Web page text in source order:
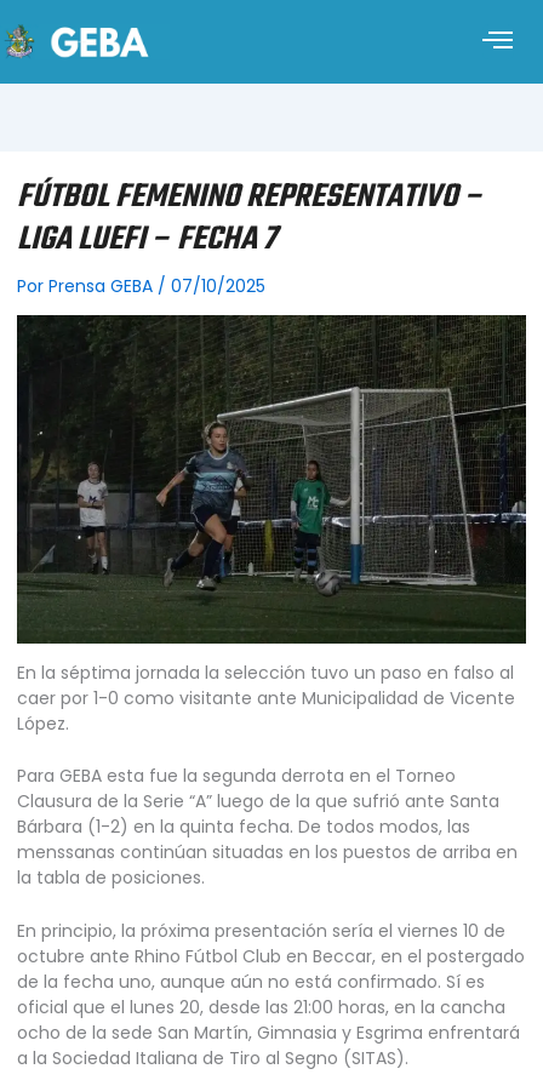
FÚTBOL FEMENINO REPRESENTATIVO –
LIGA LUEFI – FECHA 7
Por Prensa GEBA / 07/10/2025
En la séptima jornada la selección tuvo un paso en falso al
caer por 1-0 como visitante ante Municipalidad de Vicente
López.
Para GEBA esta fue la segunda derrota en el Torneo
Clausura de la Serie “A” luego de la que sufrió ante Santa
Bárbara (1-2) en la quinta fecha. De todos modos, las
menssanas continúan situadas en los puestos de arriba en
la tabla de posiciones.
En principio, la próxima presentación sería el viernes 10 de
octubre ante Rhino Fútbol Club en Beccar, en el postergado
de la fecha uno, aunque aún no está confirmado. Sí es
oficial que el lunes 20, desde las 21:00 horas, en la cancha
ocho de la sede San Martín, Gimnasia y Esgrima enfrentará
a la Sociedad Italiana de Tiro al Segno (SITAS).